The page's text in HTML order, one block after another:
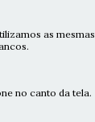
as mesmas
no canto da tela.